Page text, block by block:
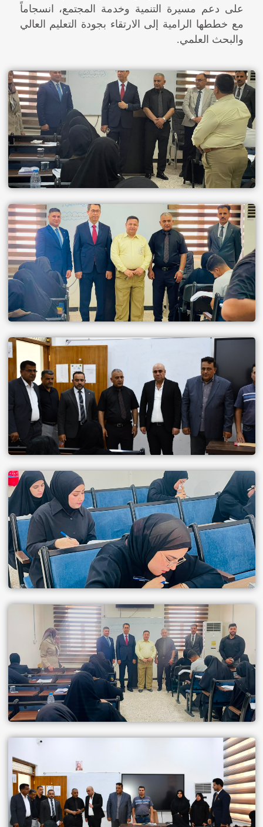
على دعم مسيرة التنمية وخدمة المجتمع، انسجاماً
مع خططها الرامية إلى الارتقاء بجودة التعليم العالي
والبحث العلمي.